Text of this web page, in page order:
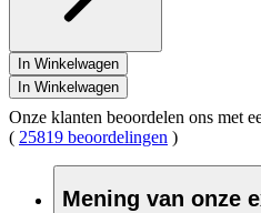
In Winkelwagen
In Winkelwagen
Onze klanten beoordelen ons met
( 25819 beoordelingen )
Mening van onze